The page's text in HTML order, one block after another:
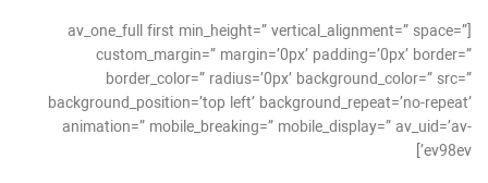
[av_one_full first min_height=” vertical_alignment=” space=”
custom_margin=” margin=’0px’ padding=’0px’ border=”
border_color=” radius=’0px’ background_color=” src=”
background_position=’top left’ background_repeat=’no-repeat’
animation=” mobile_breaking=” mobile_display=” av_uid=’av-
ev98ev’]